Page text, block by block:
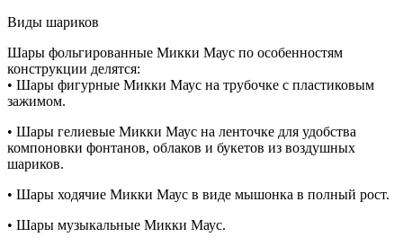
Виды шариков
Шары фольгированные Микки Маус по особенностям
конструкции делятся:
• Шары фигурные Микки Маус на трубочке с пластиковым
зажимом.
• Шары гелиевые Микки Маус на ленточке для удобства
компоновки фонтанов, облаков и букетов из воздушных
шариков.
• Шары ходячие Микки Маус в виде мышонка в полный рост.
• Шары музыкальные Микки Маус.